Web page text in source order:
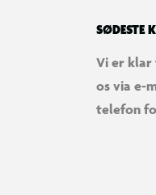
SØDESTE
Vi er
os via e-
telefon